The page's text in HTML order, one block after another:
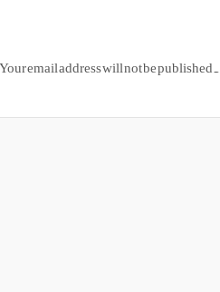
Your email address will not be published.